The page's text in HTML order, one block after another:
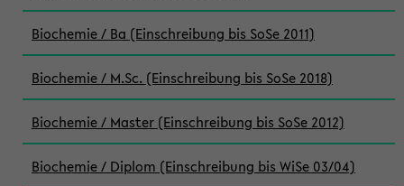
Biochemie / Ba (Einschreibung bis SoSe 2011)
Biochemie / M.Sc. (Einschreibung bis SoSe 2018)
Biochemie / Master (Einschreibung bis SoSe 2012)
Biochemie / Diplom (Einschreibung bis WiSe 03/04)